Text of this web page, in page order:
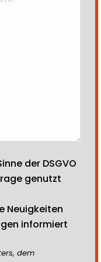
der DSGVO
genutzt
Neuigkeiten
informiert
dem